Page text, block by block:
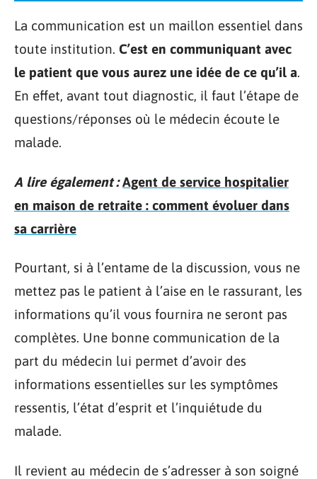
La communication est un maillon essentiel dans
toute institution. C’est en communiquant avec
le patient que vous aurez une idée de ce qu’il a.
En effet, avant tout diagnostic, il faut l’étape de
questions/réponses où le médecin écoute le
malade.
A lire également : Agent de service hospitalier
en maison de retraite : comment évoluer dans
sa carrière
Pourtant, si à l’entame de la discussion, vous ne
mettez pas le patient à l’aise en le rassurant, les
informations qu’il vous fournira ne seront pas
complètes. Une bonne communication de la
part du médecin lui permet d’avoir des
informations essentielles sur les symptômes
ressentis, l’état d’esprit et l’inquiétude du
malade.
Il revient au médecin de s’adresser à son soigné